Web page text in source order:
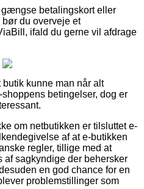
betalingskort eller
du overveje et
ifald du gerne vil afdrage
kunne man når alt
betingelser, dog er
om netbutikken er tilsluttet e-
af at e-butikken
regler, tillige med at
af sagkyndige der behersker
en god chance for en
problemstillinger som